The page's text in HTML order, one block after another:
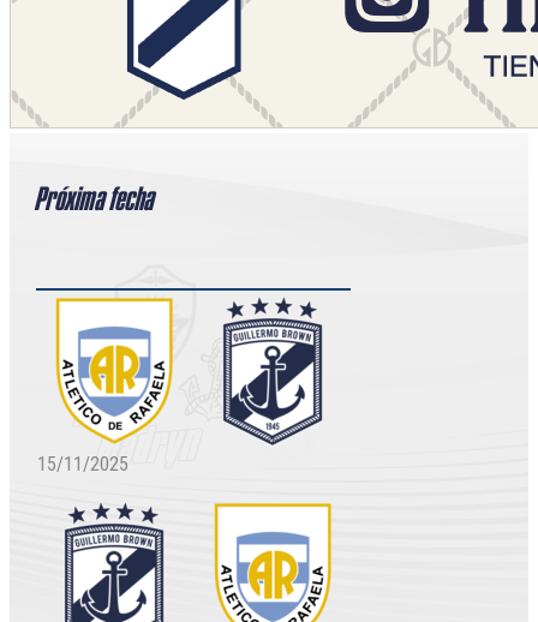
Próxima fecha
15/11/2025